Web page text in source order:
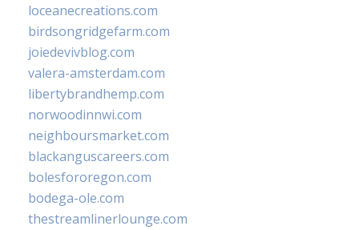
loceanecreations.com
birdsongridgefarm.com
joiedevivblog.com
valera-amsterdam.com
libertybrandhemp.com
norwoodinnwi.com
neighboursmarket.com
blackanguscareers.com
bolesfororegon.com
bodega-ole.com
thestreamlinerlounge.com